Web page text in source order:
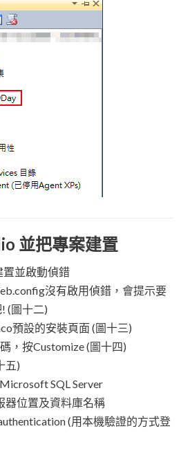
並把專案建置
置並啟動偵錯
沒有啟用偵錯，會提示要
(圖十二)
預設的安裝頁面 (圖十三)
，按Customize (圖十四)
五)
SQL Server
器位置及資料庫名稱
(用本機驗證的方式登